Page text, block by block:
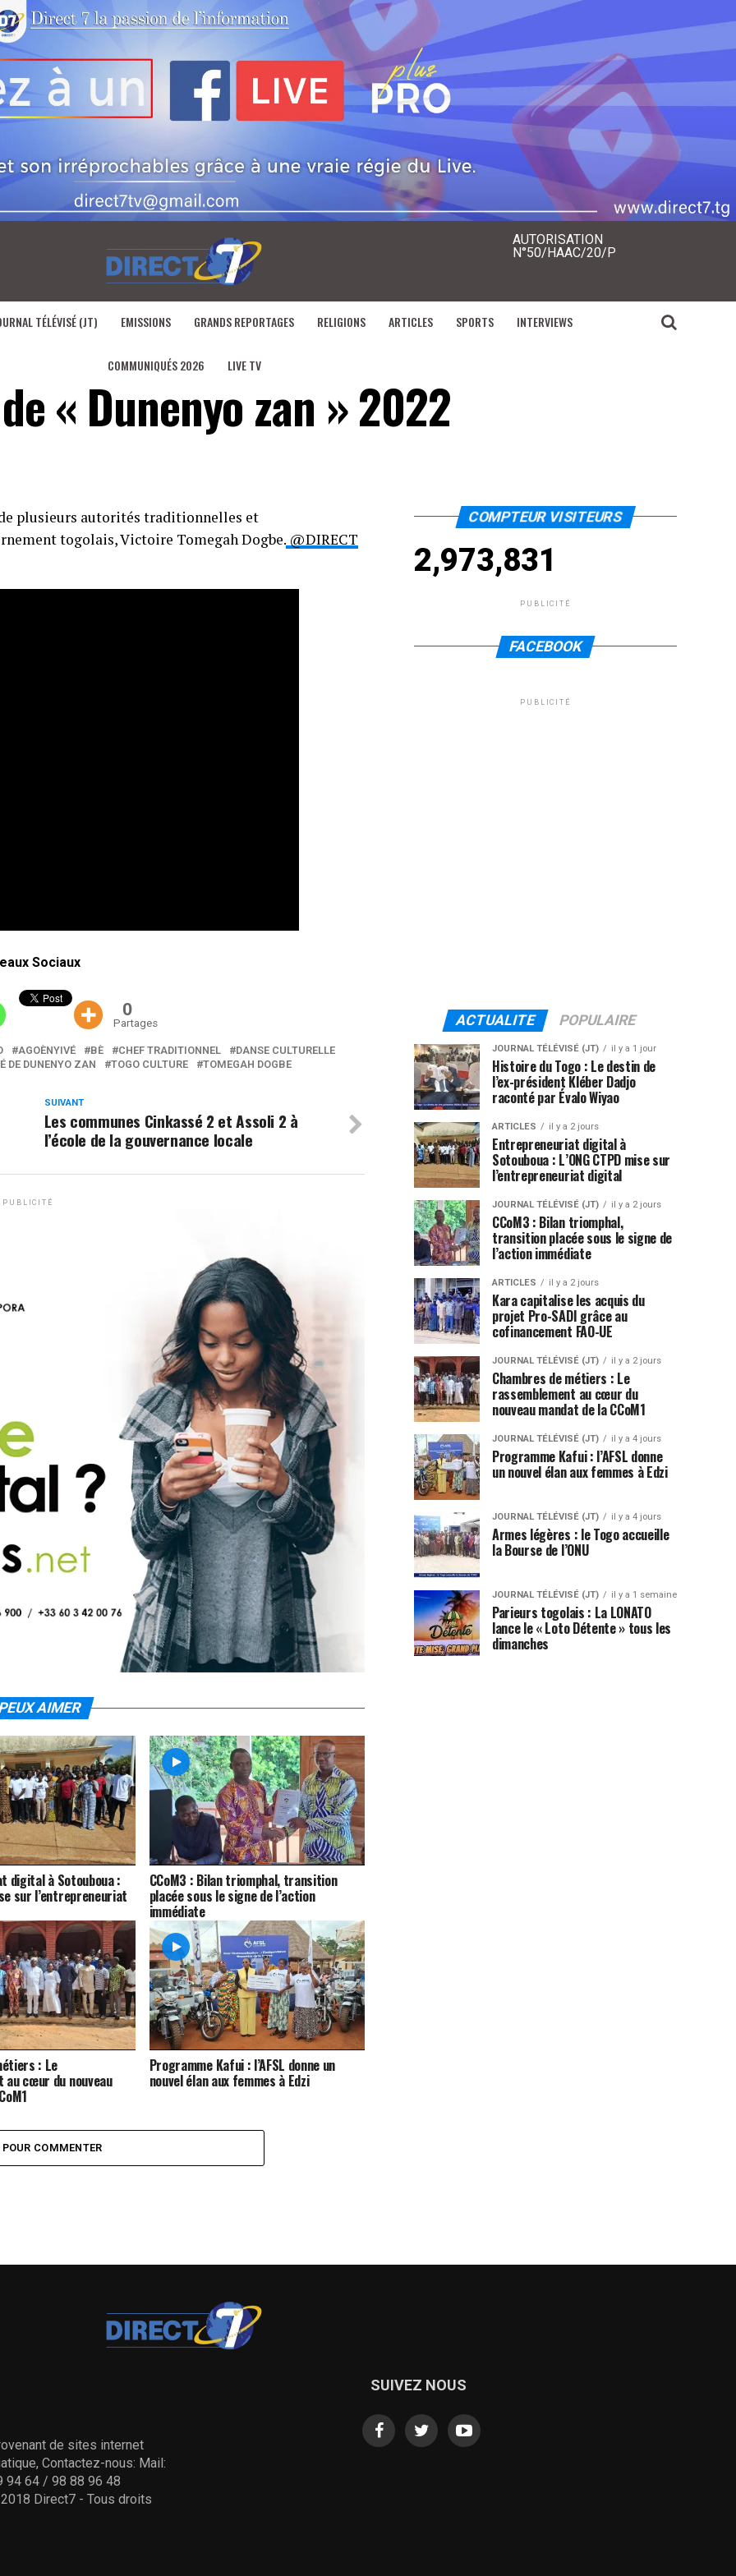
AUTORISATION
N°50/HAAC/20/P
TÉLÉVISÉ (JT) EMISSIONS GRANDS REPORTAGES RELIGIONS ARTICLES SPORTS INTERVIEWS
COMMUNIQUÉS 2026 LIVE TV
« Dunenyo zan » 2022
plusieurs autorités traditionnelles et
togolais, Victoire Tomegah Dogbe. @DIRECT
Sociaux
0
Partages
AGOÈNYIVÉ BÈ CHEF TRADITIONNEL
DANSE CULTURELLE
DE DUNENYO ZAN
TOGO CULTURE TOMEGAH DOGBE
SUIVANT
Les communes Cinkassé 2 et Assoli 2 à
l’école de la gouvernance locale
PUBLICITÉ
AIMER
digital à Sotouboua :
sur l’entrepreneuriat
CCoM3 : Bilan triomphal, transition
placée sous le signe de l’action
immédiate
: Le
au cœur du nouveau
Programme Kafui : l’AFSL donne un
nouvel élan aux femmes à Edzi
COMMENTER
COMPTEUR VISITEURS
2,973,831
PUBLICITÉ
FACEBOOK
PUBLICITÉ
ACTUALITE POPULAIRE
JOURNAL TÉLÉVISÉ (JT) il y a 1 jour
Histoire du Togo : Le destin de
l’ex-président Kléber Dadjo
raconté par Évalo Wiyao
ARTICLES il y a 2 jours
Entrepreneuriat digital à
Sotouboua : L’ONG CTPD mise sur
l’entrepreneuriat digital
JOURNAL TÉLÉVISÉ (JT) il y a 2 jours
CCoM3 : Bilan triomphal,
transition placée sous le signe de
l’action immédiate
ARTICLES il y a 2 jours
Kara capitalise les acquis du
projet Pro-SADI grâce au
cofinancement FAO-UE
JOURNAL TÉLÉVISÉ (JT) il y a 2 jours
Chambres de métiers : Le
rassemblement au cœur du
nouveau mandat de la CCoM1
JOURNAL TÉLÉVISÉ (JT) il y a 4 jours
Programme Kafui : l’AFSL donne
un nouvel élan aux femmes à Edzi
JOURNAL TÉLÉVISÉ (JT) il y a 4 jours
Armes légères : le Togo accueille
la Bourse de l’ONU
JOURNAL TÉLÉVISÉ (JT) il y a 1 semaine
Parieurs togolais : La LONATO
lance le « Loto Détente » tous les
dimanches
de sites internet
Contactez-nous: Mail:
94 64 / 98 88 96 48
Direct7 - Tous droits
SUIVEZ NOUS